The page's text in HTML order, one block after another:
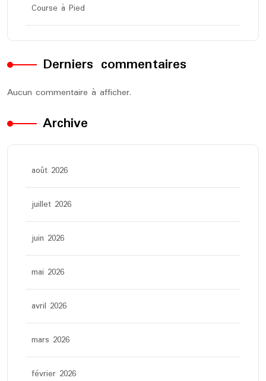
Course à Pied
Derniers commentaires
Aucun commentaire à afficher.
Archive
août 2026
juillet 2026
juin 2026
mai 2026
avril 2026
mars 2026
février 2026